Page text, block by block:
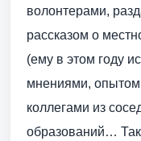
волонтерами,
рассказом о
(ему в этом году
мнениями,
коллегами из
образований…